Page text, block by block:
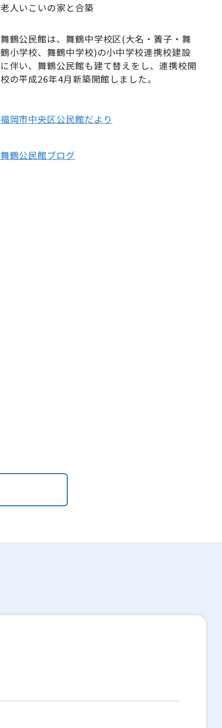
老人いこいの家と合築
舞鶴公民館は、舞鶴中学校区(大名・簀子・舞
鶴小学校、舞鶴中学校)の小中学校連携校建設
に伴い、舞鶴公民館も建て替えをし、連携校開
校の平成26年4月新築開館しました。
福岡市中央区公民館だより
舞鶴公民館ブログ